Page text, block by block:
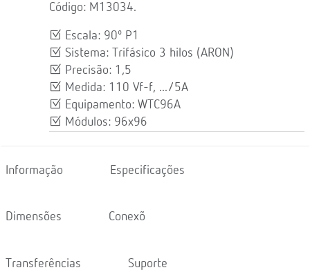
Código: M13034.
Escala: 90º P1
Sistema: Trifásico 3 hilos (ARON)
Precisão: 1,5
Medida: 110 Vf-f, .../5A
Equipamento: WTC96A
Módulos: 96x96
Informação Especificações
Dimensões Conexõ
Transferências Suporte